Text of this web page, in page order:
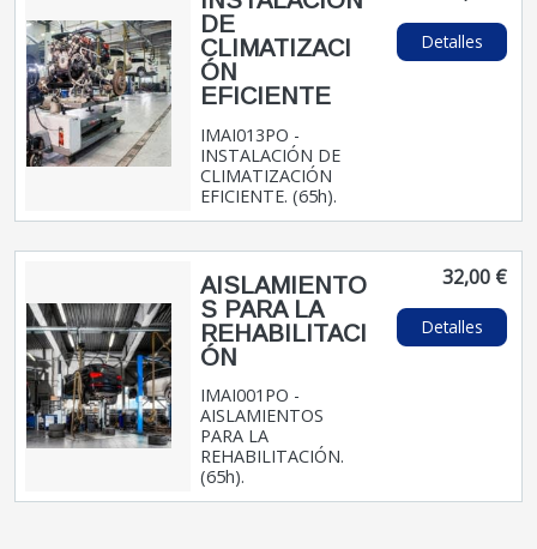
DE
CLIMATIZACI
ÓN
EFICIENTE
IMAI013PO -
INSTALACIÓN DE
CLIMATIZACIÓN
EFICIENTE. (65h).
Detalles
AISLAMIENTO
S PARA LA
REHABILITACI
ÓN
IMAI001PO -
AISLAMIENTOS
PARA LA
REHABILITACIÓN.
(65h).
32,00 €
Detalles